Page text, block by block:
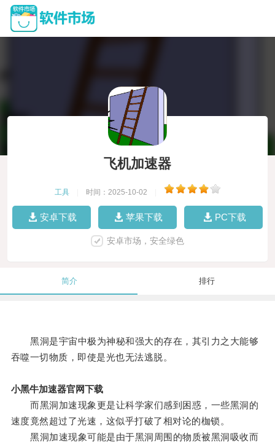
飞机加速器
工具 时间：2025-10-02
安卓下载 苹果下载 PC下载
安卓市场，安全绿色
简介 排行
黑洞是宇宙中极为神秘和强大的存在，其引力之大能够
吞噬一切物质，即使是光也无法逃脱。
小黑牛加速器官网下载
而黑洞加速现象更是让科学家们感到困惑，一些黑洞的
速度竟然超过了光速，这似乎打破了相对论的枷锁。
黑洞加速现象可能是由于黑洞周围的物质被黑洞吸收而